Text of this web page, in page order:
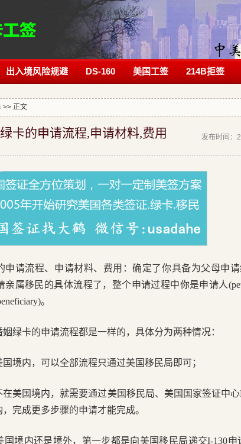
出入境风险规避 DS-160 美国工签 214B拒签
>> 正文
发布时间：
卡的申请流程,申请材料,费用
申请流程、申请材料、费用：确定了你具备为父母申
亲属移民的具体流程了，整个申请过程中你是申请人
。
绿卡的申请流程都是一样的，具体分为两种情况：
境内，可以全部流程只通过美国移民局即可；
在美国境内，就需要通过美国移民局、美国国家签证中
完成更多步骤的申请才能完成。
境内还是境外，第一步都是向美国移民局递交I-130申